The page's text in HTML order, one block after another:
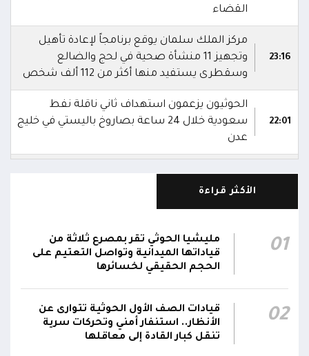
القضاء
23:16
مركز الملك سلمان يوقع برنامجاً لإعادة تأهيل
وتجهيز 11 منشأة صحية في لحج والضالع
وسقطرى يستفيد منها أكثر من 112 ألف شخص
22:01
الحوثيون يزعمون استهداف ثاني ناقلة نفط
سعودية خلال 24 ساعة بصاروخ باليستي في خليج
عدن
الانتهاء وإمدادات الغاز ستعود تدريجياً لتغطية
رئيس مجلس القيادة يُصدر قراراً بتعيين يحيى
محمد كزمان وكيلاً لقطاع الأمن الداخلي، وأحمد
سعد السقطري وكيلاً لقطاع الأمن الخارجي؛ في
رئيس مجلس القيادة يعين اللواء الركن طيار
عبدالعزيز سعيد المحيا قائداً للقوات الجوية والدفاع
الجوي.. ويُعين العميد ناشر منصور باجري رئيساً
الأكثر قراءة
01
مليشيا الحوثي تقر بمصرع ثلاثة من
قياداتها الميدانية وتواصل التعتيم على
الحجم الحقيقي لخسائرها
02
قيادات الصف الأول الحوثية تتوارى عن
الأنظار.. استنفار أمني وتحركات سرية
تنقل كبار القادة إلى معاقلها